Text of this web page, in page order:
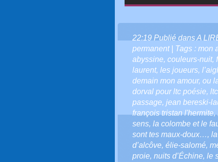
22:19 Publié dansA
permanent| Tags : mon
abyssine, couleurs-nuit,
laurent, les joueurs,
demain mon amour, ou
dorval pour ltc poésie,
passage, jean bereski-
françois tristan l'hermite,
sens, la colombe et le
sont tes maux-doux…,
d’alcôve, élie-salomé,
proie, nuits d’Échine, le